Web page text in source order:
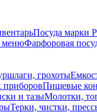
Посуда марки
менюФарфоровая
грохоты
приборовПищевые
и тазыМолотки,
Терки, чистки,